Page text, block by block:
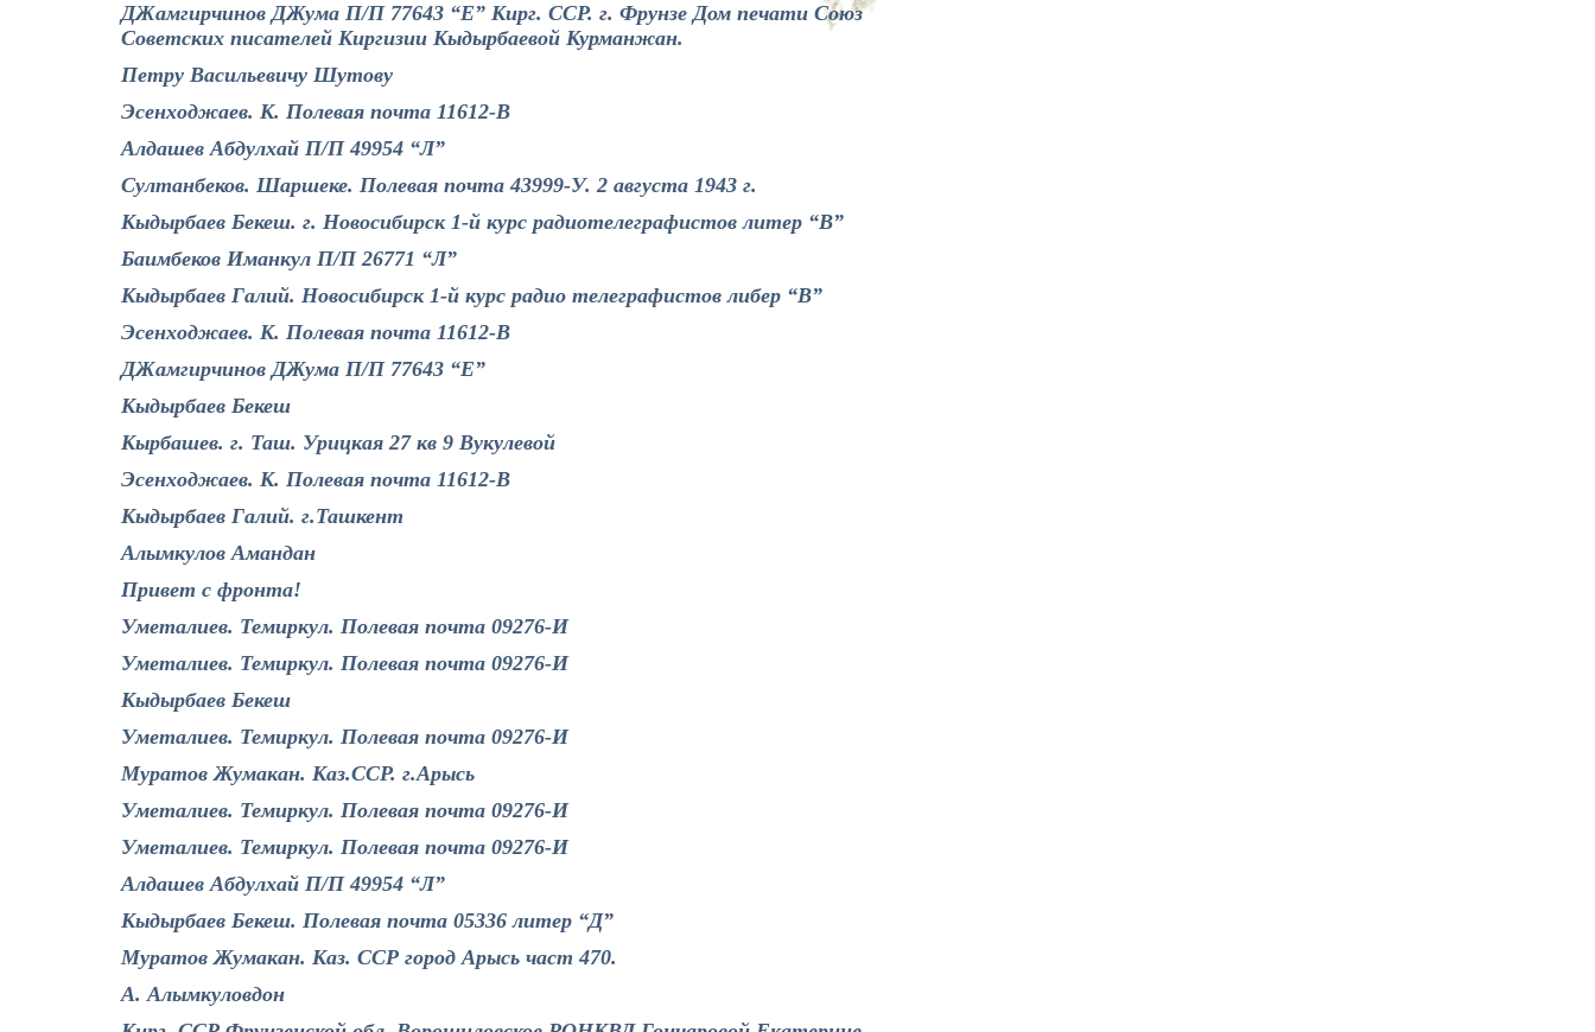
ДЖамгирчинов ДЖума П/П 77643 “Е” Кирг. ССР. г. Фрунзе Дом печати Союз
Советских писателей Киргизии Кыдырбаевой Курманжан.
Петру Васильевичу Шутову
Эсенходжаев. К. Полевая почта 11612-В
Алдашев Абдулхай П/П 49954 “Л”
Султанбеков. Шаршеке. Полевая почта 43999-У. 2 августа 1943 г.
Кыдырбаев Бекеш. г. Новосибирск 1-й курс радиотелеграфистов литер “В”
Баимбеков Иманкул П/П 26771 “Л”
Кыдырбаев Галий. Новосибирск 1-й курс радио телеграфистов либер “В”
Эсенходжаев. К. Полевая почта 11612-В
ДЖамгирчинов ДЖума П/П 77643 “Е”
Кыдырбаев Бекеш
Кырбашев. г. Таш. Урицкая 27 кв 9 Вукулевой
Эсенходжаев. К. Полевая почта 11612-В
Кыдырбаев Галий. г.Ташкент
Алымкулов Амандан
Привет с фронта!
Уметалиев. Темиркул. Полевая почта 09276-И
Уметалиев. Темиркул. Полевая почта 09276-И
Кыдырбаев Бекеш
Уметалиев. Темиркул. Полевая почта 09276-И
Муратов Жумакан. Каз.ССР. г.Арысь
Уметалиев. Темиркул. Полевая почта 09276-И
Уметалиев. Темиркул. Полевая почта 09276-И
Алдашев Абдулхай П/П 49954 “Л”
Кыдырбаев Бекеш. Полевая почта 05336 литер “Д”
Муратов Жумакан. Каз. ССР город Арысь част 470.
А. Алымкуловдон